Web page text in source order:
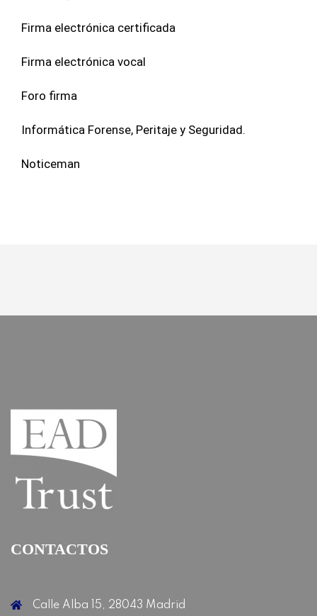
Firma electrónica certificada
Firma electrónica vocal
Foro firma
Informática Forense, Peritaje y Seguridad.
Noticeman
CONTACTOS
Calle Alba 15, 28043 Madrid